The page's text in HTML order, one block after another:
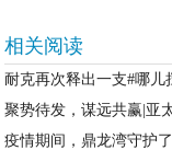
相关阅读
耐克再次释出一支#哪
聚势待发，谋远共赢|亚
疫情期间，鼎龙湾守护